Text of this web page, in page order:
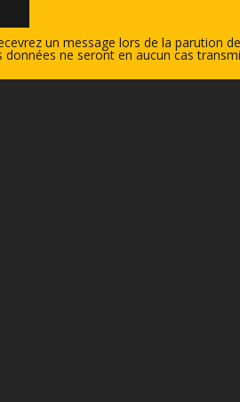
un message lors de la parution
données ne seront en aucun cas